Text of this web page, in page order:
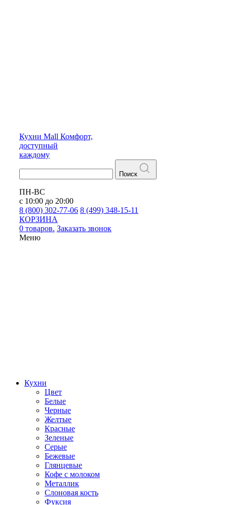
Кухни Mall Комфорт,
доступный
каждому
Поиск
ПН-ВС
с 10:00 до 20:00
8 (800) 302-77-06 8 (499) 348-15-11
КОРЗИНА
0 товаров. Заказать звонок
Меню
Кухни
Цвет
Белые
Черные
Желтые
Красные
Зеленые
Серые
Бежевые
Глянцевые
Кофе с молоком
Металлик
Слоновая кость
Фуксия